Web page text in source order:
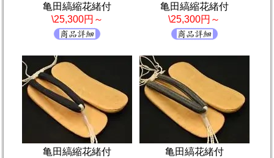
亀田縞縮花緒付
\25,300円～
亀田縞縮花緒付
\25,300円～
亀田縞縮花緒付
亀田縞花緒付